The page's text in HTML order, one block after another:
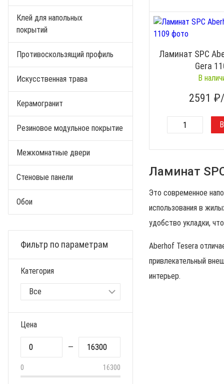
Клей для напольных
покрытий
Противоскользящий профиль
Искусственная трава
Керамогранит
Резиновое модульное покрытие
Межкомнатные двери
Стеновые панели
Обои
Фильтр по параметрам
Категория
Цена
—
0 16300
Ламинат SPC
Gera
В
2591
Ламинат
Это современное
использования в
удобство укладки,
Aberhof Tesera
привлекательный
интерьер.